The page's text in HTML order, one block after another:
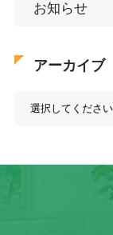
お知らせ
アーカイブ